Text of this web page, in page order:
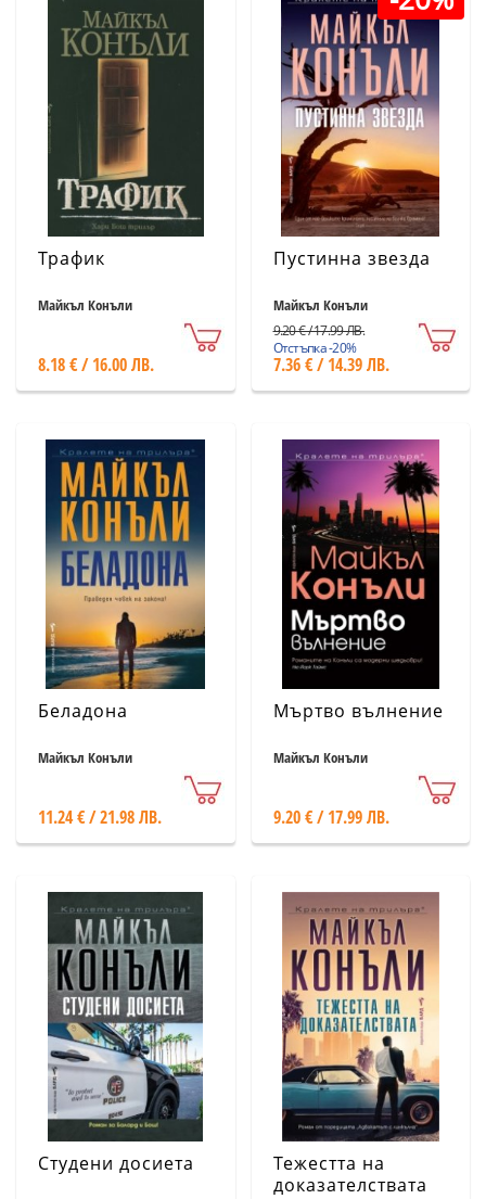
Трафик
Майкъл Конъли
8.18 € / 16.00 ЛВ.
Пустинна звезда
Майкъл Конъли
9.20 € / 17.99 ЛВ.
Отстъпка -20%
7.36 € / 14.39 ЛВ.
Беладона
Майкъл Конъли
11.24 € / 21.98 ЛВ.
Мъртво вълнение
Майкъл Конъли
9.20 € / 17.99 ЛВ.
Студени досиета
Тежестта на
доказателствата